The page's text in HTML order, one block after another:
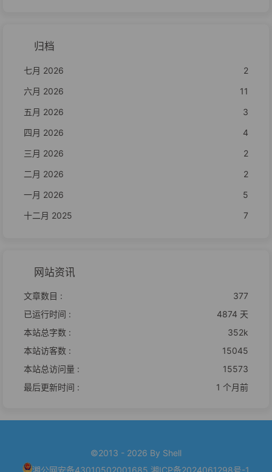
归档
七月 2026
2
六月 2026
11
五月 2026
3
四月 2026
4
三月 2026
2
二月 2026
2
一月 2026
5
十二月 2025
7
网站资讯
文章数目 :
377
已运行时间 :
4874 天
本站总字数 :
352k
本站访客数 :
15045
本站总访问量 :
15573
最后更新时间 :
1 个月前
©2013 - 2026 By Shell